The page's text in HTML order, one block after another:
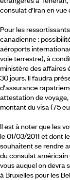
consulat d’Iran en
Pour les
canadienne :
aéroports
voie terrestre), à
ministère des affaires
30 jours. Il faudra
d'assurance
attestation de
montant du visa (75
Il est à noter que les
le 01/03/2011 et dont
souhaitent se rendre
du consulat
vous auquel on devra
à Bruxelles pour les